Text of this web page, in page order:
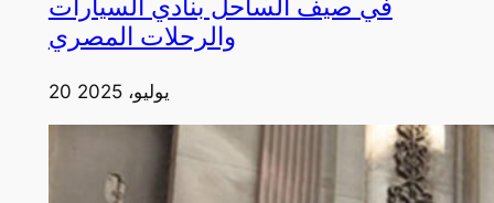
في صيف الساحل بنادي السيارات
والرحلات المصري
20 يوليو، 2025